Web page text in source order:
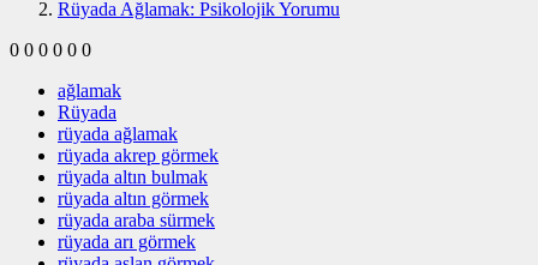
Rüyada Ağlamak: Psikolojik Yorumu
0 0 0 0 0 0
ağlamak
Rüyada
rüyada ağlamak
rüyada akrep görmek
rüyada altın bulmak
rüyada altın görmek
rüyada araba sürmek
rüyada arı görmek